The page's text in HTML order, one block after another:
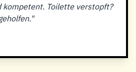
kompetent. Toilette verstopft?